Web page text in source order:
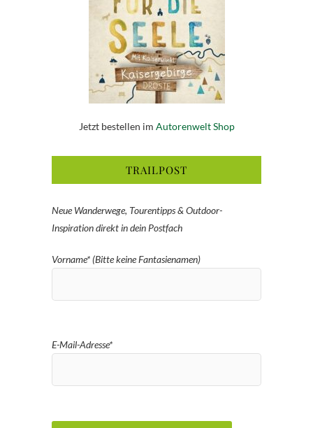
Jetzt bestellen im Autorenwelt Shop
TRAILPOST
Neue Wanderwege, Tourentipps & Outdoor-
Inspiration direkt in dein Postfach
Vorname* (Bitte keine Fantasienamen)
E-Mail-Adresse*